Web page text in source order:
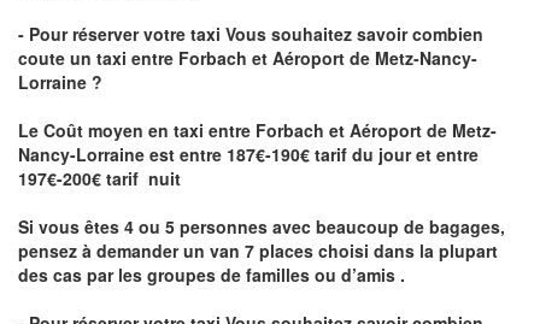
- Pour réserver votre taxi Vous souhaitez savoircombien
coute un taxi entre Forbach et Aéroport de Metz-Nancy-
Lorraine ?
Le Coût moyen en taxi entre Forbach et Aéroport de Metz-
Nancy-Lorraine est entre 187€-190€ tarif du jour et entre
197€-200€ tarif nuit
Si vous êtes 4 ou 5 personnes avec beaucoup de bagages,
pensez à demander un van 7 places choisi dans la plupart
des cas par les groupes de familles ou d’amis .